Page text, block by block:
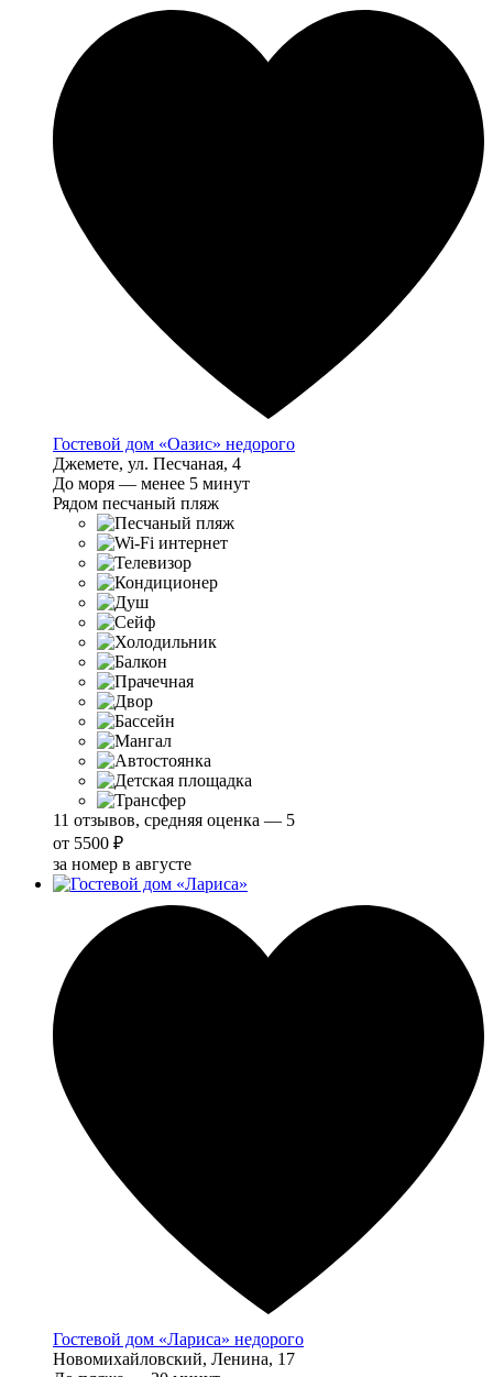
Гостевой дом «Оазис» недорого
Джемете, ул. Песчаная, 4
До моря — менее 5 минут
Рядом песчаный пляж
11 отзывов, средняя оценка — 5
от 5500 ₽
за номер в августе
Гостевой дом «Лариса» недорого
Новомихайловский, Ленина, 17